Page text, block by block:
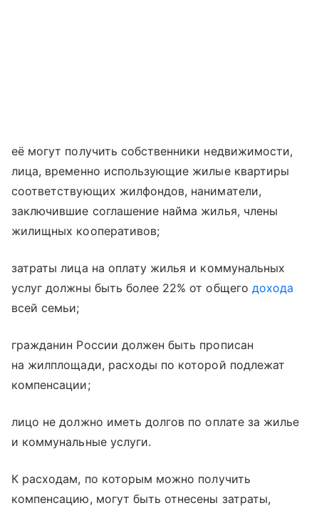
её могут получить собственники недвижимости,
лица, временно использующие жилые квартиры
соответствующих жилфондов, наниматели,
заключившие соглашение найма жилья, члены
жилищных кооперативов;
затраты лица на оплату жилья и коммунальных
услуг должны быть более 22% от общего дохода
всей семьи;
гражданин России должен быть прописан
на жилплощади, расходы по которой подлежат
компенсации;
лицо не должно иметь долгов по оплате за жилье
и коммунальные услуги.
К расходам, по которым можно получить
компенсацию, могут быть отнесены затраты,